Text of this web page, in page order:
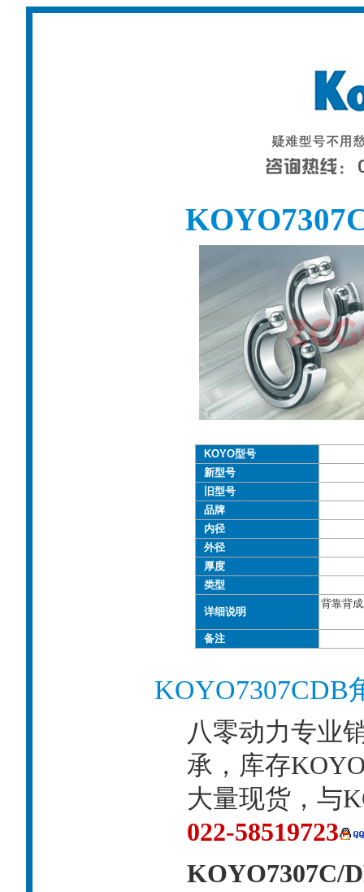
KOYO型号
新型号
旧型号
品牌
内径
外径
厚度
类型
详细说明
背靠背
备注
KOYO7307CDB
八零动力专业
承，库存
大量现货，与
022-58519723
KOYO7307C/